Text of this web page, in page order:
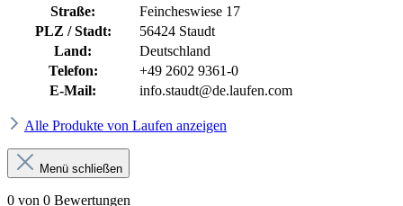
Straße:
Feincheswiese 17
PLZ / Stadt:
56424 Staudt
Land:
Deutschland
Telefon:
+49 2602 9361-0
E-Mail:
info.staudt@de.laufen.com
Alle Produkte von Laufen anzeigen
Menü schließen
0 von 0 Bewertungen